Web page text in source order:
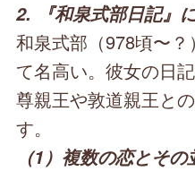
2. 『和泉式部日記』
和泉式部（978頃〜
て名高い。彼女の日
尊親王や敦道親王と
す。
（1）複数の恋とその